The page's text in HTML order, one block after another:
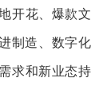
开花、爆款文
制造、数字化
求和新业态持